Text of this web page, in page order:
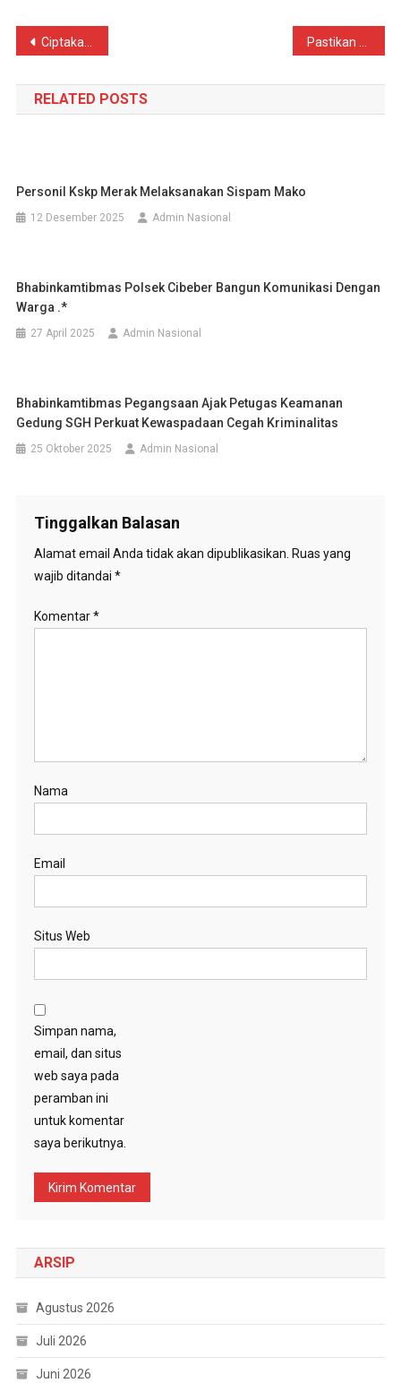
Navigasi
pos
Ciptakan Situasi yang Kondusif Pastikan wilayah aman, Aipda Arif Nur, SH lakukan giat Patroli Mobile malam hari di Desa Tamiang
RELATED POSTS
Personil Kskp Merak Melaksanakan Sispam Mako
12 Desember 2025 Admin Nasional
Bhabinkamtibmas Polsek Cibeber Bangun Komunikasi Dengan
Warga .*
27 April 2025 Admin Nasional
Bhabinkamtibmas Pegangsaan Ajak Petugas Keamanan
Gedung SGH Perkuat Kewaspadaan Cegah Kriminalitas
25 Oktober 2025 Admin Nasional
Tinggalkan Balasan
Alamat email Anda tidak akan dipublikasikan. Ruas yang
wajib ditandai *
Komentar*
Nama
Email
Situs Web
Simpan nama,
email, dan situs
web saya pada
peramban ini
untuk komentar
saya berikutnya.
ARSIP
Agustus 2026
Juli 2026
Juni 2026